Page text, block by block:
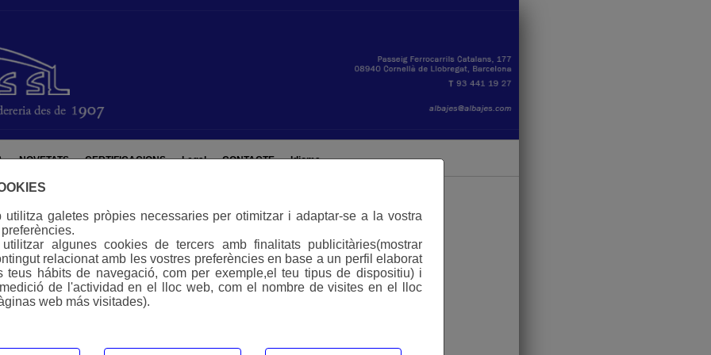
utilitza galetes pròpies necessaries per otimitzar i adaptar-se a la vostra
algunes cookies de tercers amb finalitats publicitàries(mostrar
relacionat amb les vostres preferències en base a un perfil elaborat
teus hábits de navegació, com per exemple,el teu tipus de dispositiu) i
de l'actividad en el lloc web, com el nombre de visites en el lloc
web más visitades).
NOVETATS CERTIFICACIONS Legal CONTACTE Idioma
i Reg
I REG: